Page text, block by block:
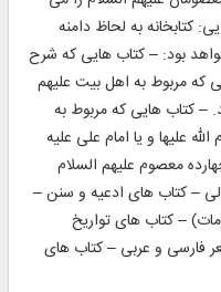
كتابخانه به لحاظ دامنه
بود: – كتاب هایى كه شرح
كه مربوط به اهل بیت علیهم
كتاب هایى كه مربوط به
علیها و یا امام على علیه
معصوم علیهم السلام
– کتاب های ادعیه و سنن –
– کتاب های تواریخ
فارسی و عربی – کتاب های